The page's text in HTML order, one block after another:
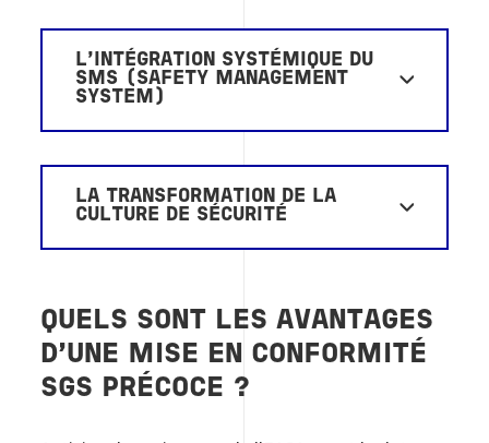
L'INTÉGRATION SYSTÉMIQUE DU
SMS (SAFETY MANAGEMENT
SYSTEM)
LA TRANSFORMATION DE LA
CULTURE DE SÉCURITÉ
QUELS SONT LES AVANTAGES
D'UNE MISE EN CONFORMITÉ
SGS PRÉCOCE ?